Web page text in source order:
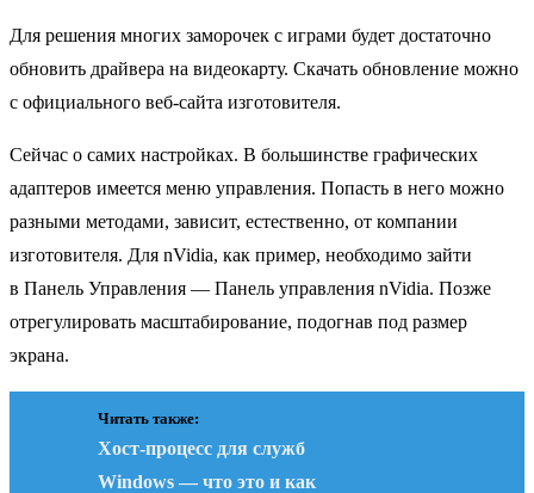
Для решения многих заморочек с играми будет достаточно
обновить драйвера на видеокарту. Скачать обновление можно
с официального веб-сайта изготовителя.
Сейчас о самих настройках. В большинстве графических
адаптеров имеется меню управления. Попасть в него можно
разными методами, зависит, естественно, от компании
изготовителя. Для nVidia, как пример, необходимо зайти
в Панель Управления — Панель управления nVidia. Позже
отрегулировать масштабирование, подогнав под размер
экрана.
Читать также:
Хост-процесс для служб
Windows — что это и как